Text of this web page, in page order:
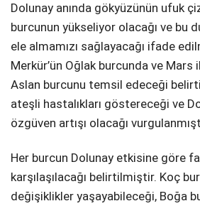
Dolunay anında gökyüzünün ufuk
burcunun yükseliyor olacağı ve bu
ele almamızı sağlayacağı ifade
Merkür’ün Oğlak burcunda ve Mars
Aslan burcunu temsil edeceği
ateşli hastalıkları göstereceği ve
özgüven artışı olacağı
Her burcun Dolunay etkisine göre
karşılaşılacağı belirtilmiştir. Koç
değişiklikler yaşayabileceği, Boğa